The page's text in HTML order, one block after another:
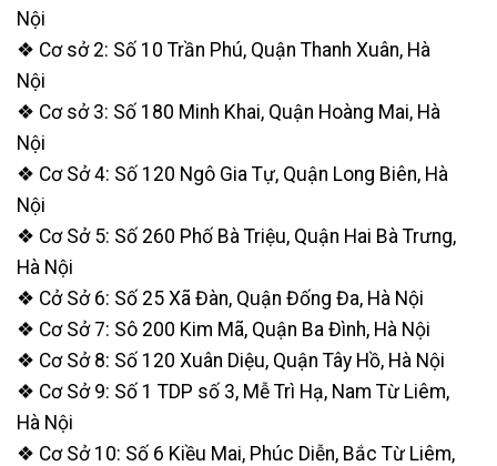
Nội
❖ Cơ sở 2: Số 10 Trần Phú, Quận Thanh Xuân, Hà
Nội
❖ Cơ sở 3: Số 180 Minh Khai, Quận Hoàng Mai, Hà
Nội
❖ Cơ Sở 4: Số 120 Ngô Gia Tự, Quận Long Biên, Hà
Nội
❖ Cơ Sở 5: Số 260 Phố Bà Triệu, Quận Hai Bà Trưng,
Hà Nội
❖ Cở Sở 6: Số 25 Xã Đàn, Quận Đống Đa, Hà Nội
❖ Cơ Sở 7: Sô 200 Kim Mã, Quận Ba Đình, Hà Nội
❖ Cơ Sở 8: Số 120 Xuân Diệu, Quận Tây Hồ, Hà Nội
❖ Cơ Sở 9: Số 1 TDP số 3, Mễ Trì Hạ, Nam Từ Liêm,
Hà Nội
❖ Cơ Sở 10: Số 6 Kiều Mai, Phúc Diễn, Bắc Từ Liêm,